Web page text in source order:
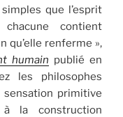
que l’esprit
contient
qu’elle renferme »,
humain publié en
les philosophes
sensation primitive
la construction